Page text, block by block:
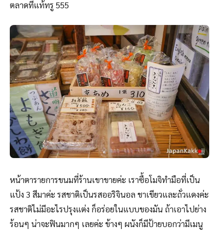
ตลาดที่แท้ทรู 555
หน้าตารายการขนมที่ร้านเขาขายค่ะ เราซื้อโมจิทำมือที่เป็น
แป้ง 3 สีมาค่ะ รสชาติเป็นรสออริจินอล ชาเขียวและถั่วแดงค่ะ
รสชาติไม่มีอะไรปรุงแต่ง ก็อร่อยในแบบของมัน ถ้าเอาไปย่าง
ร้อนๆ น่าจะฟินมากๆ เลยค่ะ ข้างๆ ผนังก็มีป้ายบอกว่ามีเมนู